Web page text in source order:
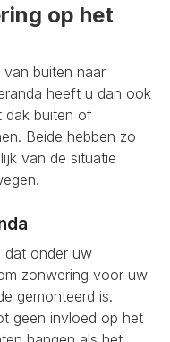
op het
buiten naar
heeft u dan ook
dak buiten of
Beide hebben zo
van de situatie
dat onder uw
zonwering voor uw
gemonteerd is.
geen invloed op het